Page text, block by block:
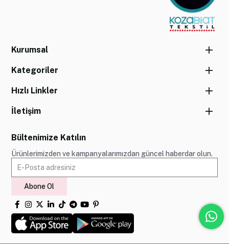
Kurumsal
Kategoriler
Hızlı Linkler
İletişim
Bültenimize Katılın
Ürünlerimizden ve kampanyalarımızdan güncel haberdar olun.
Abone Ol